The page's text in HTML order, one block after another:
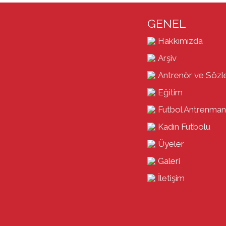
GENEL
Hakkımızda
Arşiv
Antrenör ve
Eğitim
Futbol Antrenman
Kadın Futbolu
Üyeler
Galeri
İletişim